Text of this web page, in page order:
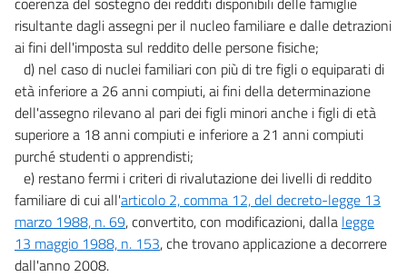
risultante dagli assegni per il nucleo familiare e dalle detrazioni
ai fini dell'imposta sul reddito delle persone fisiche;
d) nel caso di nuclei familiari con più di tre figli o equiparati di
età inferiore a 26 anni compiuti, ai fini della determinazione
dell'assegno rilevano al pari dei figli minori anche i figli di età
superiore a 18 anni compiuti e inferiore a 21 anni compiuti
purché studenti o apprendisti;
e) restano fermi i criteri di rivalutazione dei livelli di reddito
familiare di cui all'articolo 2, comma 12, del decreto-legge 13
marzo 1988, n. 69, convertito, con modificazioni, dalla legge
13 maggio 1988, n. 153, che trovano applicazione a decorrere
dall'anno 2008.